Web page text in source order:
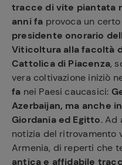
tracce di vite piantata
anni fa provoca un
presidente onorario
Viticoltura alla facoltà
Cattolica di Piacenza,
vera coltivazione iniziò
fa nei Paesi caucasici:
Azerbaijan, ma anche
Giordania ed Egitto. Ad
notizia del ritrovamento
Armenia, di reperti che
antica e affidabile